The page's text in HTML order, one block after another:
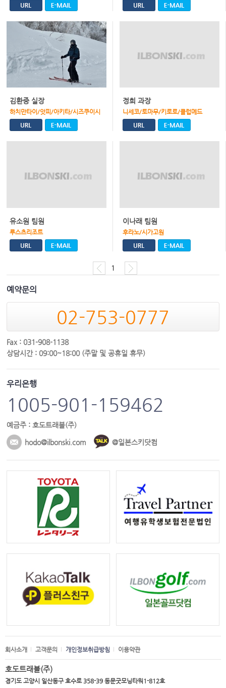
김환중 실장
하치만타이/앗피/아키타/시즈쿠이시
정희 과장
니세코/토마무/키로로/클럽메드
유소원 팀원
루스츠리조트
이나래 팀원
후라노/시가고원
1
예약문의
02-753-0777
Fax : 031-908-1138
상담시간 : 09:00~18:00 (주말 및 공휴일 휴무)
우리은행
1005-901-159462
예금주 : 호도트래블(주)
hodo@ilbonski.com @일본스키닷컴
회사소개 고객문의 개인정보취급방침 이용약관
호도트래블(주)
경기도 고양시 일산동구 호수로 358-39 동문굿모닝타워1-812호